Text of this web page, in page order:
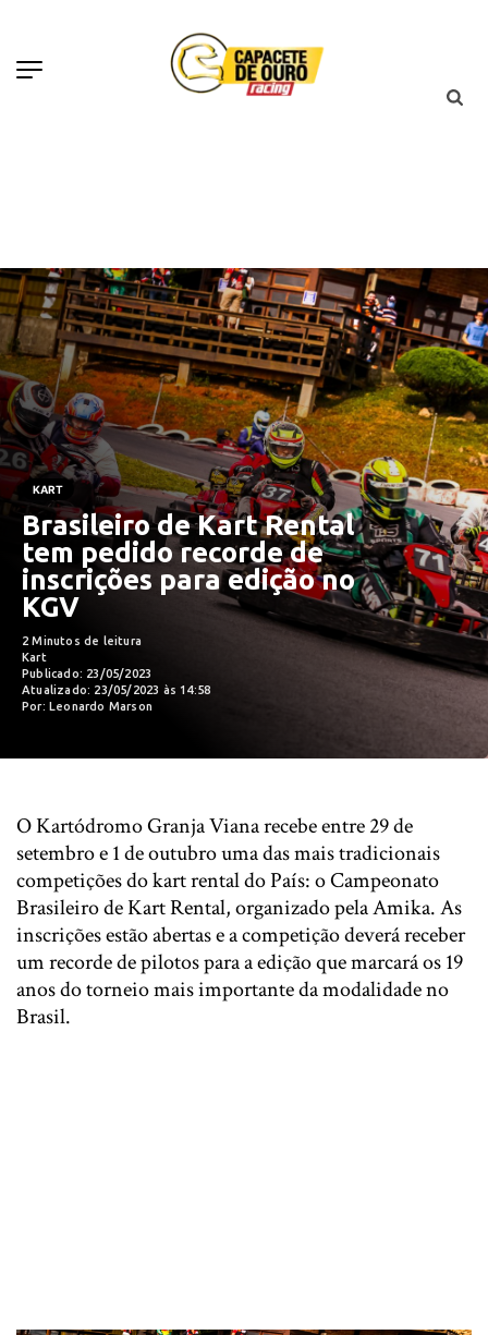
KART
Brasileiro de Kart Rental
tem pedido recorde de
inscrições para edição no
KGV
2 Minutos de leitura
Kart
Publicado: 23/05/2023
Atualizado: 23/05/2023 às 14:58
Por: Leonardo Marson
O Kartódromo Granja Viana recebe entre 29 de
setembro e 1 de outubro uma das mais tradicionais
competições do kart rental do País: o Campeonato
Brasileiro de Kart Rental, organizado pela Amika. As
inscrições estão abertas e a competição deverá receber
um recorde de pilotos para a edição que marcará os 19
anos do torneio mais importante da modalidade no
Brasil.